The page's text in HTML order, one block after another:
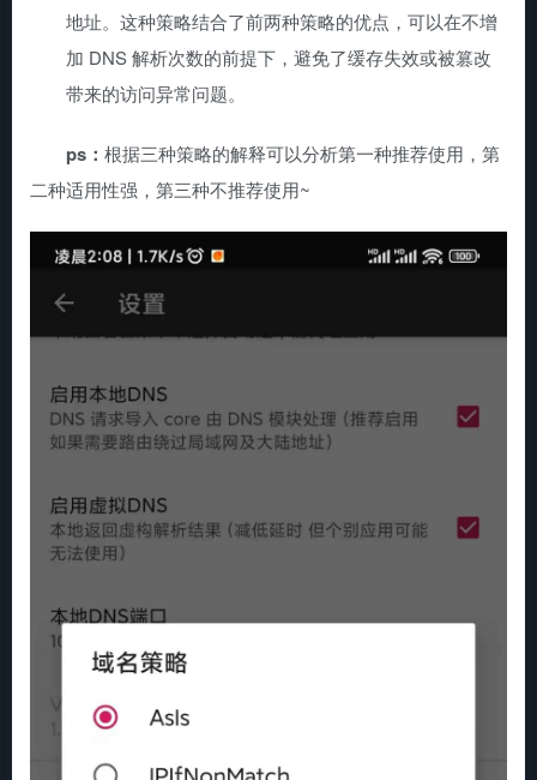
地址。这种策略结合了前两种策略的优点，可以在不增
加 DNS 解析次数的前提下，避免了缓存失效或被篡改
带来的访问异常问题。
ps： 根据三种策略的解释可以分析第一种推荐使用，第
二种适用性强，第三种不推荐使用~